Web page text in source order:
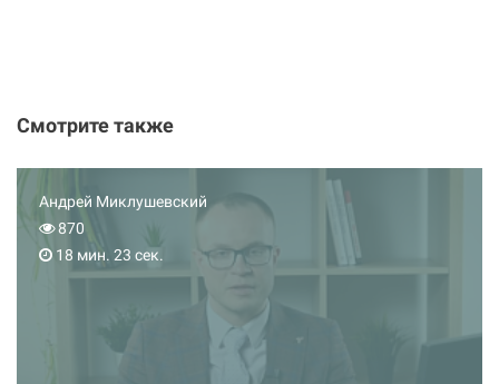
Смотрите также
Андрей Миклушевский
870
18 мин. 23 сек.